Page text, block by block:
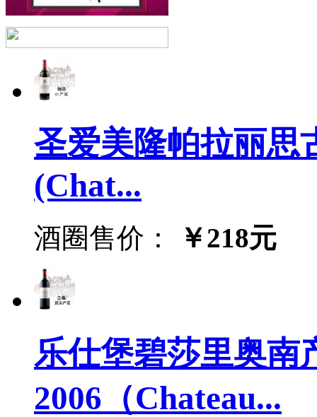
圣爱美隆帕拉丽思
(Chat...
酒圈售价： ￥218元
乐仕堡碧莎里奥南
2006（Chateau...